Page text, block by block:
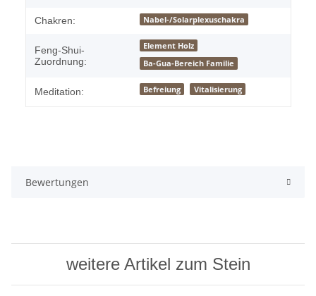
Chakren: Nabel-/Solarplexuschakra
Feng-Shui-
Zuordnung:
Element Holz
Ba-Gua-Bereich Familie
Meditation: Befreiung Vitalisierung
Bewertungen
weitere Artikel zum Stein